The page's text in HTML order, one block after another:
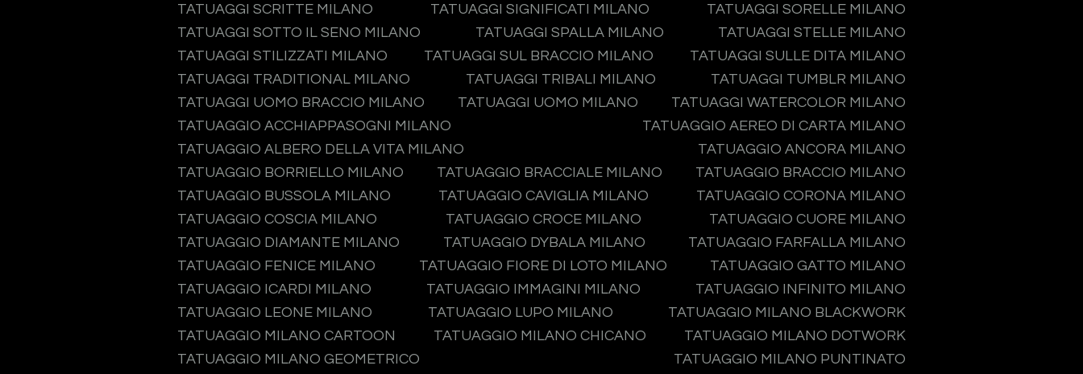
TATUAGGI SCRITTE MILANO
TATUAGGI SIGNIFICATI MILANO
TATUAGGI SORELLE MILANO
TATUAGGI SOTTO IL SENO MILANO
TATUAGGI SPALLA MILANO
TATUAGGI STELLE MILANO
TATUAGGI STILIZZATI MILANO
TATUAGGI SUL BRACCIO MILANO
TATUAGGI SULLE DITA MILANO
TATUAGGI TRADITIONAL MILANO
TATUAGGI TRIBALI MILANO
TATUAGGI TUMBLR MILANO
TATUAGGI UOMO BRACCIO MILANO
TATUAGGI UOMO MILANO
TATUAGGI WATERCOLOR MILANO
TATUAGGIO ACCHIAPPASOGNI MILANO
TATUAGGIO AEREO DI CARTA MILANO
TATUAGGIO ALBERO DELLA VITA MILANO
TATUAGGIO ANCORA MILANO
TATUAGGIO BORRIELLO MILANO
TATUAGGIO BRACCIALE MILANO
TATUAGGIO BRACCIO MILANO
TATUAGGIO BUSSOLA MILANO
TATUAGGIO CAVIGLIA MILANO
TATUAGGIO CORONA MILANO
TATUAGGIO COSCIA MILANO
TATUAGGIO CROCE MILANO
TATUAGGIO CUORE MILANO
TATUAGGIO DIAMANTE MILANO
TATUAGGIO DYBALA MILANO
TATUAGGIO FARFALLA MILANO
TATUAGGIO FENICE MILANO
TATUAGGIO FIORE DI LOTO MILANO
TATUAGGIO GATTO MILANO
TATUAGGIO ICARDI MILANO
TATUAGGIO IMMAGINI MILANO
TATUAGGIO INFINITO MILANO
TATUAGGIO LEONE MILANO
TATUAGGIO LUPO MILANO
TATUAGGIO MILANO BLACKWORK
TATUAGGIO MILANO CARTOON
TATUAGGIO MILANO CHICANO
TATUAGGIO MILANO DOTWORK
TATUAGGIO MILANO GEOMETRICO
TATUAGGIO MILANO PUNTINATO